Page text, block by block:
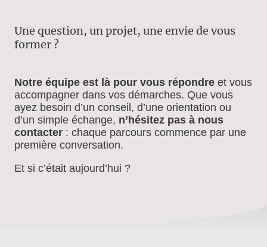
Une question, un projet, une envie de vous
former ?
Notre équipe est là pour vous répondre et vous
accompagner dans vos démarches. Que vous
ayez besoin d’un conseil, d’une orientation ou
d’un simple échange, n’hésitez pas à nous
contacter : chaque parcours commence par une
première conversation.
Et si c’était aujourd’hui ?